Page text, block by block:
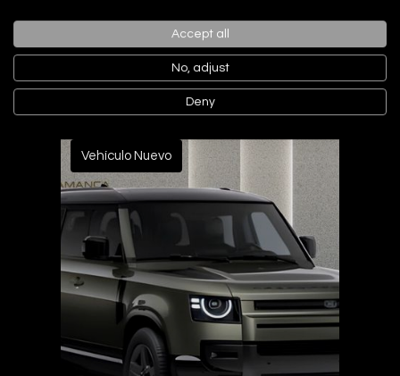
PVP Contado
Vehículo Nuevo
Accept all
No, adjust
Deny